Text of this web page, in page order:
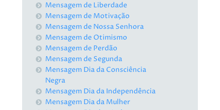
Mensagem de Liberdade
Mensagem de Motivação
Mensagem de Nossa Senhora
Mensagem de Otimismo
Mensagem de Perdão
Mensagem de Segunda
Mensagem Dia da Consciência
Negra
Mensagem Dia da Independência
Mensagem Dia da Mulher